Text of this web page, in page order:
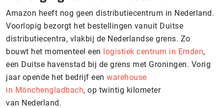
Amazon heeft nog geen distributiecentrum in Nederland.
Voorlopig bezorgt het bestellingen vanuit Duitse
distributiecentra, vlakbij de Nederlandse grens. Zo
bouwt het momenteel een logistiek centrum in Emden,
een Duitse havenstad bij de grens met Groningen. Vorig
jaar opende het bedrijf een warehouse
in Mönchengladbach, op twintig kilometer
van Nederland.